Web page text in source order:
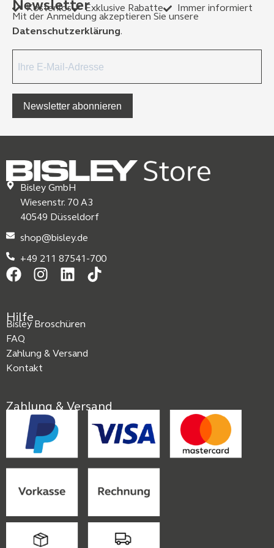
Newsletter
Kostenlos Exklusive Rabatte
Immer informiert
Mit der Anmeldung akzeptieren Sie unsere
Datenschutzerklärung.
Newsletter abonnieren
Bisley GmbH
Wiesenstr. 70 A3
40549 Düsseldorf
shop@bisley.de
+49 211 87541-700
Hilfe
Bisley Broschüren
FAQ
Zahlung & Versand
Kontakt
Zahlung & Versand